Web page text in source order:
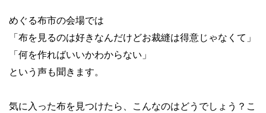
めぐる布市の会場では
「布を見るのは好きなんだけどお裁縫は得意じゃなくて」
「何を作ればいいかわからない」
という声も聞きます。
気に入った布を見つけたら、こんなのはどうでしょう？こ